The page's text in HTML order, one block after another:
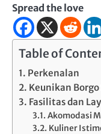
Spread the love
Table of
Perkenalan
Keunikan
Fasilitas dan
Akomodasi
Kuliner